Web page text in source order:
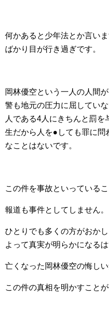
何かあると少年法とか言い
ばかり目が行き過ぎです。
岡林優空という一人の人間
警も地元の圧力に屈してい
人である4人にきちんと罰
生だから人を●しても罪に問
なことはないです。
この件を事故といっている
報道も事件としてしません。
ひとりでも多くの方がおか
よって真実が明らかになるは
亡くなった岡林優空の悔し
この件の真相を明かすこと